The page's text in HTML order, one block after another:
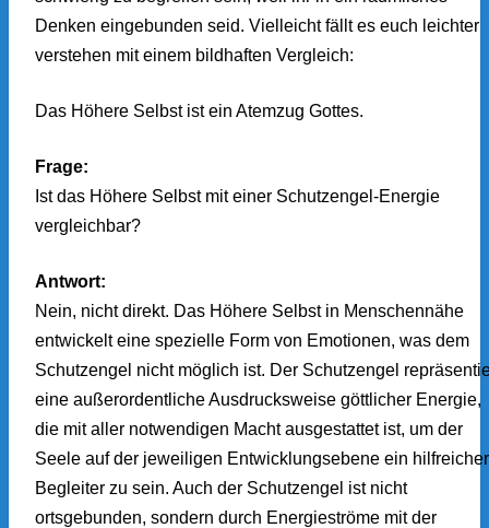
Denken eingebunden seid. Vielleicht fällt es euch leichter
verstehen mit einem bildhaften Vergleich:
Das Höhere Selbst ist ein Atemzug Gottes.
Frage:
Ist das Höhere Selbst mit einer Schutzengel-Energie
vergleichbar?
Antwort:
Nein, nicht direkt. Das Höhere Selbst in Menschennähe
entwickelt eine spezielle Form von Emotionen, was dem
Schutzengel nicht möglich ist. Der Schutzengel
eine außerordentliche Ausdrucksweise göttlicher Energie,
die mit aller notwendigen Macht ausgestattet ist, um der
Seele auf der jeweiligen Entwicklungsebene ein hilfreicher
Begleiter zu sein. Auch der Schutzengel ist nicht
ortsgebunden, sondern durch Energieströme mit der